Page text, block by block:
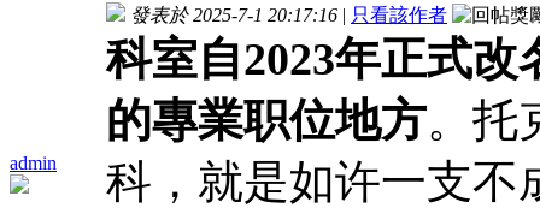
admin
發表於 2025-7-1 20:17:16 | 只看該作者
科室自2023年正式
的專業职位地方。托
科，就是如许一支不